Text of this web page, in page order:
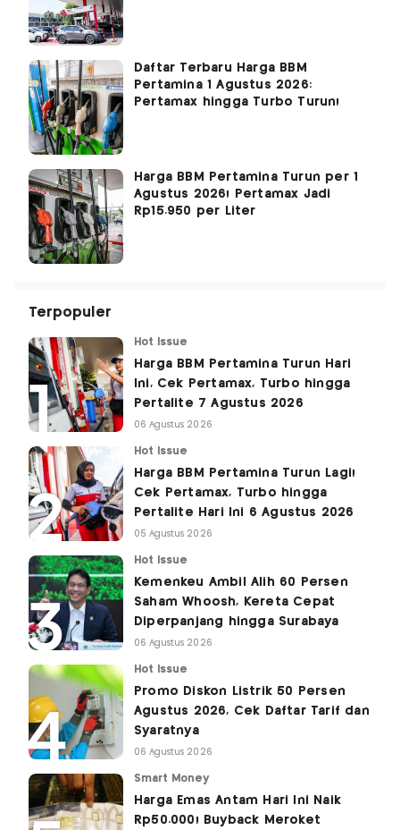
Daftar Terbaru Harga BBM
Pertamina 1 Agustus 2026:
Pertamax hingga Turbo Turun!
Harga BBM Pertamina Turun per 1
Agustus 2026! Pertamax Jadi
Rp15.950 per Liter
Terpopuler
Hot Issue
Harga BBM Pertamina Turun Hari
Ini, Cek Pertamax, Turbo hingga
Pertalite 7 Agustus 2026
06 Agustus 2026
Hot Issue
Harga BBM Pertamina Turun Lagi!
Cek Pertamax, Turbo hingga
Pertalite Hari Ini 6 Agustus 2026
05 Agustus 2026
Hot Issue
Kemenkeu Ambil Alih 60 Persen
Saham Whoosh, Kereta Cepat
Diperpanjang hingga Surabaya
06 Agustus 2026
Hot Issue
Promo Diskon Listrik 50 Persen
Agustus 2026, Cek Daftar Tarif dan
Syaratnya
06 Agustus 2026
Smart Money
Harga Emas Antam Hari Ini Naik
Rp50.000! Buyback Meroket